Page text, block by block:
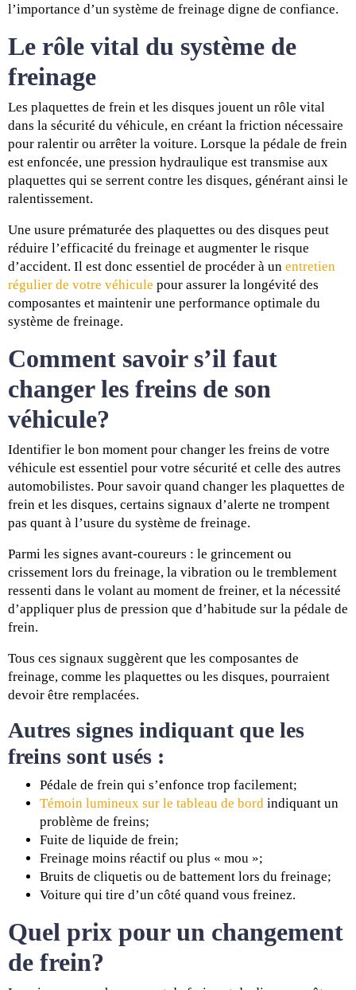
l’importance d’un système de freinage digne de confiance.
Le rôle vital du système de
freinage
Les plaquettes de frein et les disques jouent un rôle vital
dans la sécurité du véhicule, en créant la friction nécessaire
pour ralentir ou arrêter la voiture. Lorsque la pédale de frein
est enfoncée, une pression hydraulique est transmise aux
plaquettes qui se serrent contre les disques, générant ainsi le
ralentissement.
Une usure prématurée des plaquettes ou des disques peut
réduire l’efficacité du freinage et augmenter le risque
d’accident. Il est donc essentiel de procéder à un entretien
régulier de votre véhicule pour assurer la longévité des
composantes et maintenir une performance optimale du
système de freinage.
Comment savoir s’il faut
changer les freins de son
véhicule?
Identifier le bon moment pour changer les freins de votre
véhicule est essentiel pour votre sécurité et celle des autres
automobilistes. Pour savoir quand changer les plaquettes de
frein et les disques, certains signaux d’alerte ne trompent
pas quant à l’usure du système de freinage.
Parmi les signes avant-coureurs : le grincement ou
crissement lors du freinage, la vibration ou le tremblement
ressenti dans le volant au moment de freiner, et la nécessité
d’appliquer plus de pression que d’habitude sur la pédale de
frein.
Tous ces signaux suggèrent que les composantes de
freinage, comme les plaquettes ou les disques, pourraient
devoir être remplacées.
Autres signes indiquant que les
freins sont usés :
Pédale de frein qui s’enfonce trop facilement;
Témoin lumineux sur le tableau de bord indiquant un
problème de freins;
Fuite de liquide de frein;
Freinage moins réactif ou plus « mou »;
Bruits de cliquetis ou de battement lors du freinage;
Voiture qui tire d’un côté quand vous freinez.
Quel prix pour un changement
de frein?